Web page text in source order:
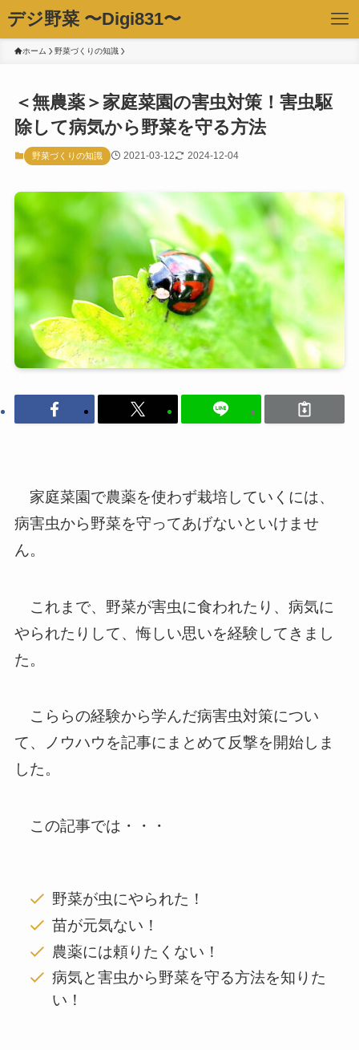
デジ野菜 〜Digi831〜
ホーム 野菜づくりの知識
＜無農薬＞家庭菜園の害虫対策！害虫駆
除して病気から野菜を守る方法
野菜づくりの知識 2021-03-12 2024-12-04
家庭菜園で農薬を使わず栽培していくには、
病害虫から野菜を守ってあげないといけませ
ん。
これまで、野菜が害虫に食われたり、病気に
やられたりして、悔しい思いを経験してきまし
た。
こららの経験から学んだ病害虫対策につい
て、ノウハウを記事にまとめて反撃を開始しま
した。
この記事では・・・
野菜が虫にやられた！
苗が元気ない！
農薬には頼りたくない！
病気と害虫から野菜を守る方法を知りた
い！